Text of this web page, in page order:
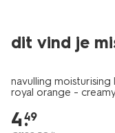
dit vind je
vegan
navulling moisturising
royal orange -
4.
49